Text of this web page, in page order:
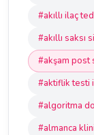
#akıllı ilaç
#akıllı saksı
#akşam post
#aktiflik testi
#algoritma
#almanca